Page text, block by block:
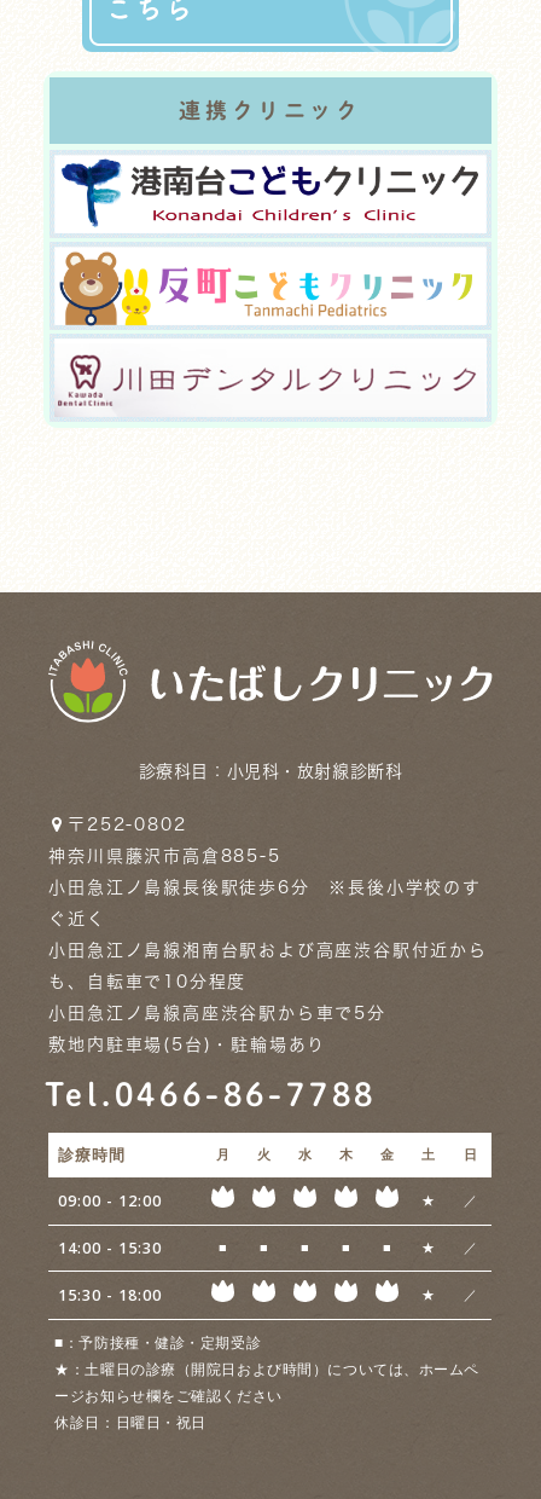
連携クリニック
診療科目： 小児科・放射線診断科
〒252-0802
神奈川県藤沢市高倉885-5
小田急江ノ島線長後駅徒歩6分 ※長後小学校のす
ぐ近く
小田急江ノ島線湘南台駅および高座渋谷駅付近から
も、自転車で10分程度
小田急江ノ島線高座渋谷駅から車で5分
敷地内駐車場(5台)・駐輪場あり
Tel.0466-86-7788
診療時間 月 火 水 木 金 土 日
09:00 - 12:00 ★ ／
14:00 - 15:30 ■ ■ ■ ■ ■ ★ ／
15:30 - 18:00 ★ ／
■ ：予防接種・健診・定期受診
★ ：土曜日の診療（開院日および時間）については、ホームペ
ージお知らせ欄をご確認ください
休診日： 日曜日・祝日